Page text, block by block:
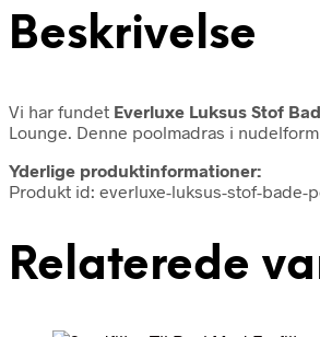
Beskrivelse
Vi har fundet Everluxe Luksus Stof
Lounge. Denne poolmadras i
Yderlige produktinformationer:
Produkt id: everluxe-luksus-stof-bade-
Relaterede